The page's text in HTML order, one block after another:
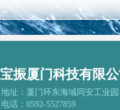
宝振厦门科技有限公
地址：厦门环东海域同安工业园
电话：0592-5527859